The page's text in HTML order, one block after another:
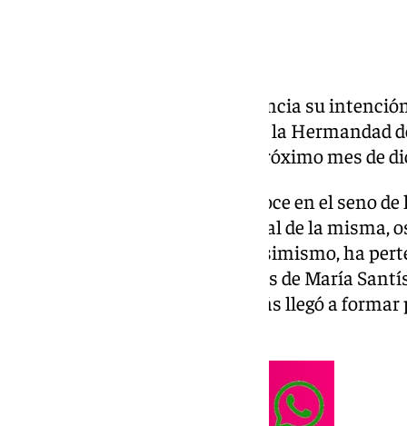
Juan Manuel Osuna Diana anuncia su
candidato a Hermano Mayor de la Hermandad
comicios que se celebrarán el próximo mes de
Juanma Osuna, como se le conoce en el seno
Dolores, es miembro fundacional de la misma,
número 10 de la corporación. Asimismo, ha
hermanos costaleros de lo pasos de María
Jesús de Nazaret, del que además llegó a